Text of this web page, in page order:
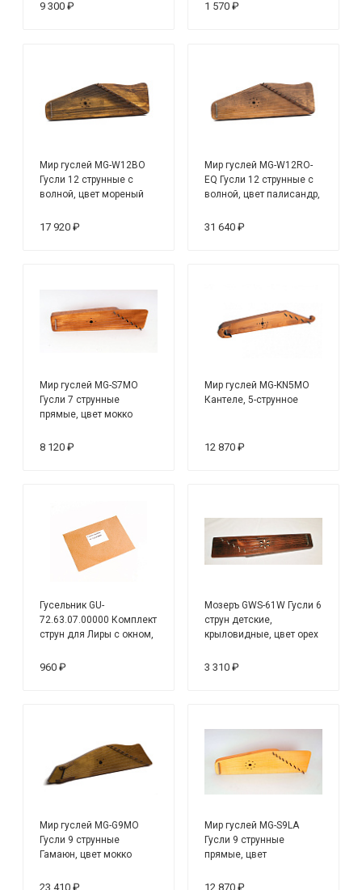
9 300 ₽ 1 570 ₽
Мир гуслей MG-W12BO
Гусли 12 струнные с
волной, цвет мореный
17 920 ₽
Мир гуслей MG-W12RO-
EQ Гусли 12 струнные с
волной, цвет палисандр,
31 640 ₽
Мир гуслей MG-S7MO
Гусли 7 струнные
прямые, цвет мокко
8 120 ₽
Мир гуслей MG-KN5MO
Кантеле, 5-струнное
12 870 ₽
Гусельник GU-
72.63.07.00000 Комплект
струн для Лиры с окном,
960 ₽
Мозеръ GWS-61W Гусли 6
струн детские,
крыловидные, цвет орех
3 310 ₽
Мир гуслей MG-G9MO
Гусли 9 струнные
Гамаюн, цвет мокко
23 410 ₽
Мир гуслей MG-S9LA
Гусли 9 струнные
прямые, цвет
12 870 ₽